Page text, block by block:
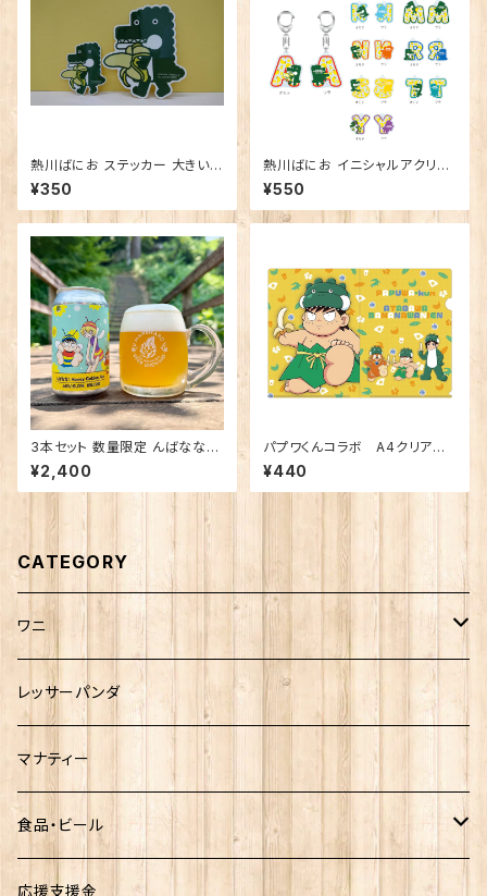
熱川ばにお ステッカー 大きいバ
ナナ 小
¥350
熱川ばにお イニシャルアクリル
キーホルダー
¥550
3本セット 数量限定 んばなな！
Honey Golden Ale
¥2,400
パプワくんコラボ A4クリアファ
イル
¥440
CATEGORY
ワニ
熱川ばにお
雨宮ひかるさんグッズ
レッサーパンダ
マナティー
食品・ビール
お菓子
応援支援金